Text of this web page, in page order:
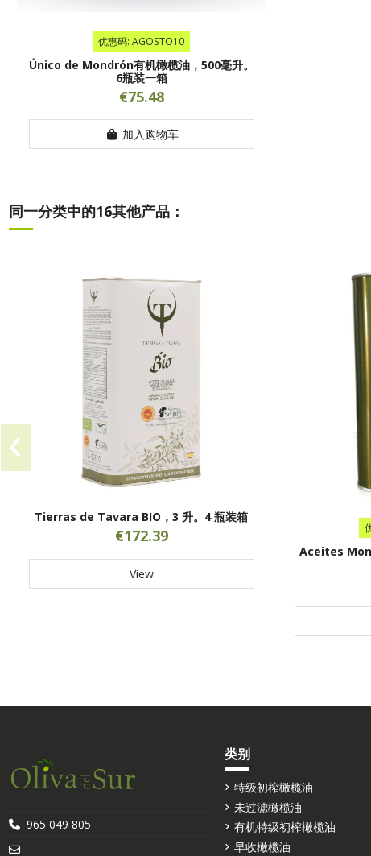
优惠码: AGOSTO10
Único de Mondrón有机橄榄油，500毫升。
6瓶装一箱
€75.48
加入购物车
同一分类中的16其他产品：
Tierras de Tavara BIO，3 升。4 瓶装箱
€172.39
View
Aceites
965 049 805
类别
特级初榨橄榄油
未过滤橄榄油
有机特级初榨橄榄油
早收橄榄油